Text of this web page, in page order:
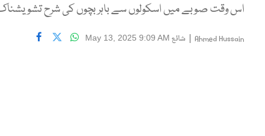
اس وقت صوبے میں اسکولوں سے باہر بچوں کی شرح تشویشناک
Ahmed Hussain
| شائع May 13, 2025 9:09 AM